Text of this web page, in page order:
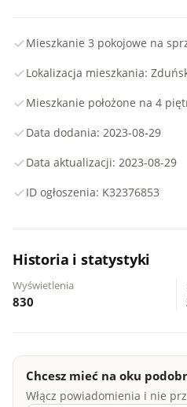
Mieszkanie 3 pokojowe na
Lokalizacja mieszkania:
Mieszkanie położone na 4
Data dodania: 2023-08-29
Data aktualizacji: 2023-08-29
ID ogłoszenia: K32376853
Historia i statystyki
Wyświetlenia
830
Chcesz mieć na oku
Włącz powiadomienia i nie